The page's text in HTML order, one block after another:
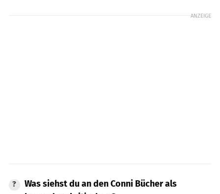
ANZEIGE
Was siehst du an den Conni Bücher als